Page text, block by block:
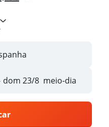
dom 23/8 meio-dia